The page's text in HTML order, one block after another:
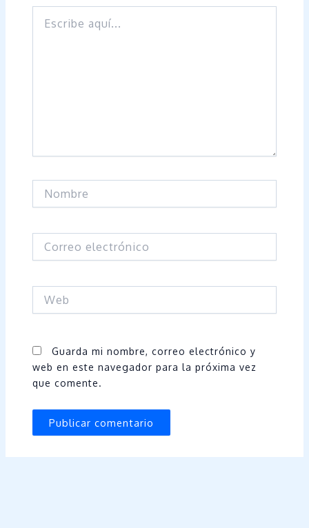
aquí...
electrónico
Guarda mi nombre, correo electrónico y
web en este navegador para la próxima vez
que comente.